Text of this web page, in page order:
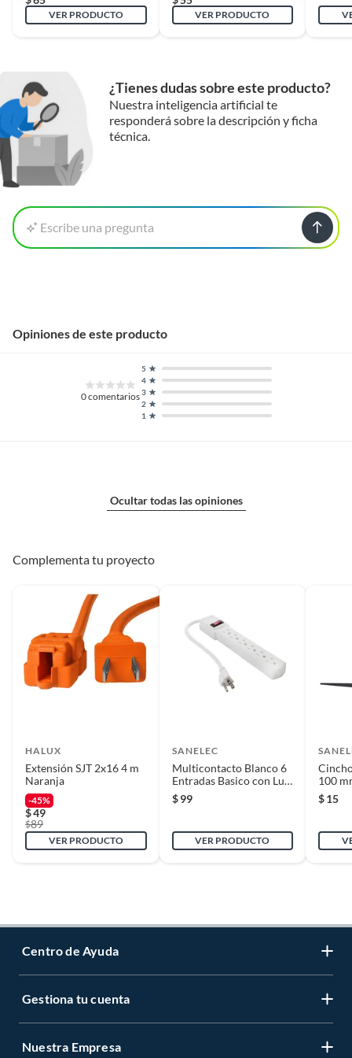
que también adquieras cintas de aislar para proteger los
cables y multicontactos para conectar varios dispositivos a
VER PRODUCTO VER PRODUCTO
¿Tienes dudas sobre este producto?
Nuestra inteligencia artificial te
responderá sobre la descripción y ficha
técnica.
Escribe una pregunta
Opiniones de este producto
0comentarios
1
2
3
4
5
Ocultar todas las opiniones
Complementa tu proyecto
HALUX
Extensión SJT 2x16 4 m
Naranja
-45%
$49
$89
VER PRODUCTO
SANELEC
Multicontacto Blanco 6
Entradas Basico con Luz
Indicadora
$ 99
VER PRODUCTO
100
$15
Centro de Ayuda
Servicio al Cliente
Gestiona tu cuenta
Gestiona tu cuenta
Nuestra Empresa